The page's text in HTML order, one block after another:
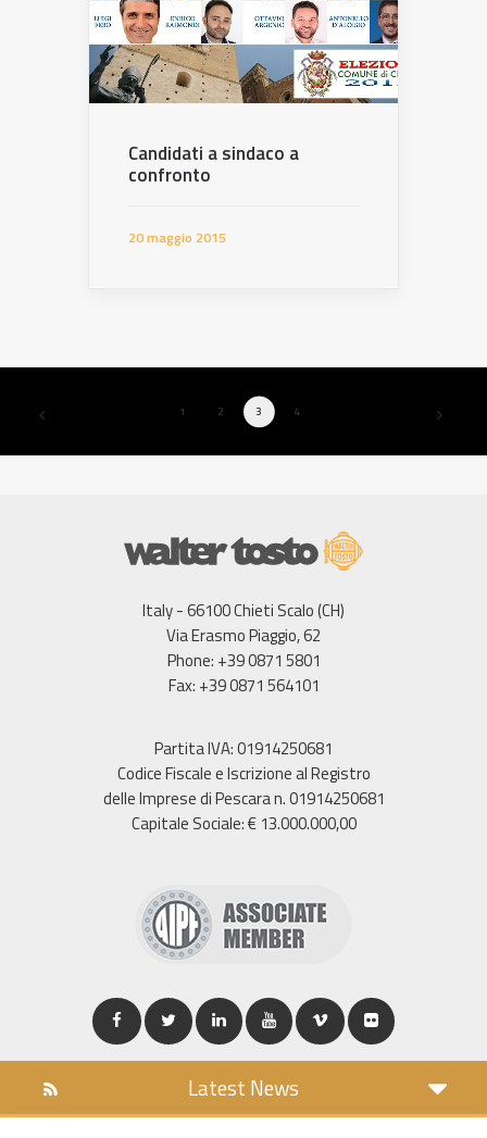
Candidati a sindaco a
confronto
20 maggio 2015
1 2 3 4
Italy - 66100 Chieti Scalo (CH)
Via Erasmo Piaggio, 62
Phone: +39 0871 5801
Fax: +39 0871 564101
Partita IVA: 01914250681
Codice Fiscale e Iscrizione al Registro
delle Imprese di Pescara n. 01914250681
Capitale Sociale: € 13.000.000,00
Latest News